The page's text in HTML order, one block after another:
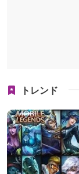
トレンド